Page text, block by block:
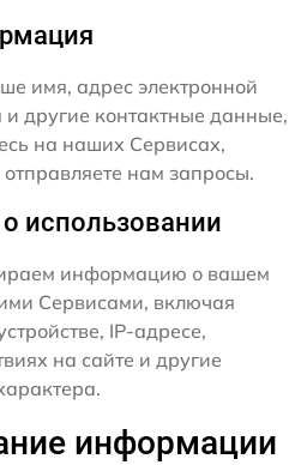
имя, адрес электронной
другие контактные данные,
на наших Сервисах,
нам запросы.
использовании
информацию о вашем
Сервисами, включая
IP-адресе,
на сайте и другие
информации